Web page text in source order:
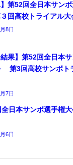
第52回全日本サン
回高校トライアル大
8日
結果】第52回全日本
第3回高校サンボト
7日
日本サンボ選手権
6日